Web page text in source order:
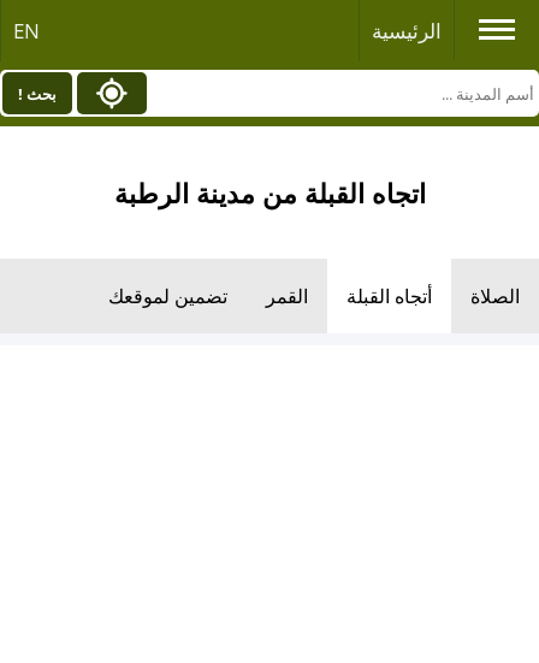
الرئيسية EN
بحث !
اتجاه القبلة من مدينة الرطبة
الصلاة أتجاه القبلة القمر تضمين لموقعك